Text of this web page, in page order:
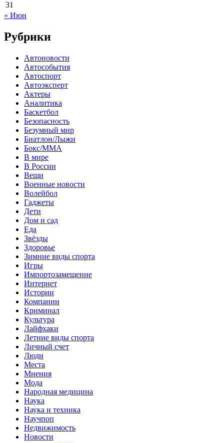
31
« Июн
Рубрики
Автоновости
Автособытия
Автоспорт
Автоэксперт
Актеры
Аналитика
Баскетбол
Безопасность
Безумный мир
Биатлон/Лыжи
Бокс/MMA
В мире
В России
Вещи
Военные новости
Волейбол
Гаджеты
Дети
Дом и сад
Еда
Звёзды
Здоровье
Зимние виды спорта
Игры
Импортозамещение
Интернет
Истории
Компании
Криминал
Культура
Лайфхаки
Летние виды спорта
Личный счет
Люди
Места
Мнения
Мода
Народная медицина
Наука
Наука и техника
Научпоп
Недвижимость
Новости